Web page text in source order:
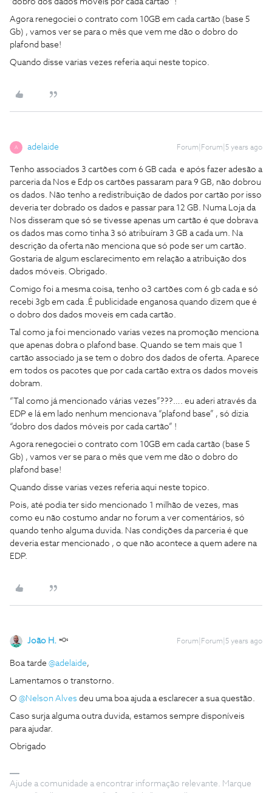
“dobro dos dados móveis por cada cartão” !
Agora renegociei o contrato com 10GB em cada cartão (base 5
Gb) , vamos ver se para o mês que vem me dão o dobro do
plafond base!
Quando disse varias vezes referia aqui neste topico.
A adelaide Forum|Forum|5 years ago
Tenho associados 3 cartões com 6 GB cada e após fazer adesão a
parceria da Nos e Edp os cartões passaram para 9 GB, não dobrou
os dados. Não tenho a redistribuição de dados por cartão por isso
deveria ter dobrado os dados e passar para 12 GB. Numa Loja da
Nos disseram que só se tivesse apenas um cartão é que dobrava
os dados mas como tinha 3 só atribuíram 3 GB a cada um. Na
descrição da oferta não menciona que só pode ser um cartão.
Gostaria de algum esclarecimento em relação a atribuição dos
dados móveis. Obrigado.
Comigo foi a mesma coisa, tenho o3 cartões com 6 gb cada e só
recebi 3gb em cada .É publicidade enganosa quando dizem que é
o dobro dos dados moveis em cada cartão.
Tal como ja foi mencionado varias vezes na promoção menciona
que apenas dobra o plafond base. Quando se tem mais que 1
cartão associado ja se tem o dobro dos dados de oferta. Aparece
em todos os pacotes que por cada cartão extra os dados moveis
dobram.
“Tal como já mencionado várias vezes”???…. eu aderi através da
EDP e lá em lado nenhum mencionava “plafond base” , só dizia
“dobro dos dados móveis por cada cartão” !
Agora renegociei o contrato com 10GB em cada cartão (base 5
Gb) , vamos ver se para o mês que vem me dão o dobro do
plafond base!
Quando disse varias vezes referia aqui neste topico.
Pois, até podia ter sido mencionado 1 milhão de vezes, mas
como eu não costumo andar no forum a ver comentários, só
quando tenho alguma duvida. Nas condições da parceria é que
deveria estar mencionado , o que não acontece a quem adere na
EDP.
João H. Forum|Forum|5 years ago
Boa tarde @adelaide,
Lamentamos o transtorno.
O @Nelson Alves deu uma boa ajuda a esclarecer a sua questão.
Caso surja alguma outra duvida, estamos sempre disponíveis
para ajudar.
Obrigado
Ajude a comunidade a encontrar informação relevante. Marque